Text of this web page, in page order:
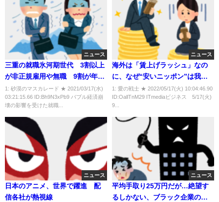
ニュース
三重の就職氷河期世代 3割以上
が非正規雇用や無職 9割が年収
300万円未満
1: 砂漠のマスカレード ★ 2021/03/17(水)
03:21:15.66 ID:Bh9N3xPb9 バブル経済崩
壊の影響を受けた就職...
ニュース
海外は「賃上げラッシュ」なの
に、なぜ“安いニッポン”は我が
道を行くのか
1: 愛の戦士 ★ 2022/05/17(火) 10:04:46.90
ID:OallTnM29 ITmediaビジネス 5/17(火)
9...
ニュース
日本のアニメ、世界で躍進 配
信各社が熱視線
ニュース
平均手取り25万円だが…絶望す
るしかない、ブラック企業の